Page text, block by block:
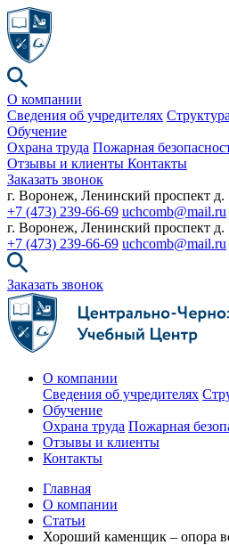
О компании
Сведения об учредителях
Обучение
Охрана труда Пожарная
Отзывы и клиенты Контакты
Заказать звонок
г. Воронеж, Ленинский проспект
+7 (473) 239-66-69 uchcomb@mail.ru
г. Воронеж, Ленинский проспект
+7 (473) 239-66-69 uchcomb@mail.ru
Заказать звонок
О компании
Сведения об учредителях
Обучение
Охрана труда Пожарная
Отзывы и клиенты
Контакты
Главная
О компании
Статьи
Хороший каменщик – опора